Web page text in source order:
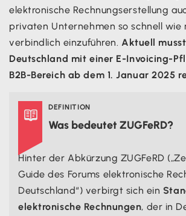
elektronische Rechnungserstellung
privaten Unternehmen so schnell wie
verbindlich einzuführen. Aktuell
Deutschland mit einer E-Invoicing-
B2B-Bereich ab dem 1. Januar 2025
 DEFINITION
Was bedeutet ZUGFeRD?
Hinter der Abkürzung ZUGFeRD
Guide des Forums elektronische
Deutschland“) verbirgt sich ein
elektronische Rechnungen, der in